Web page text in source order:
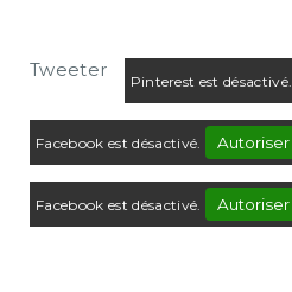
Tweeter
Pinterest est désactivé.
Facebook est désactivé. Autoriser
Facebook est désactivé. Autoriser